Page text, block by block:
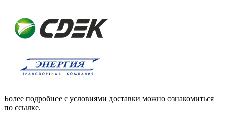
Более подробнее с условиями доставки можно ознакомиться
по ссылке.